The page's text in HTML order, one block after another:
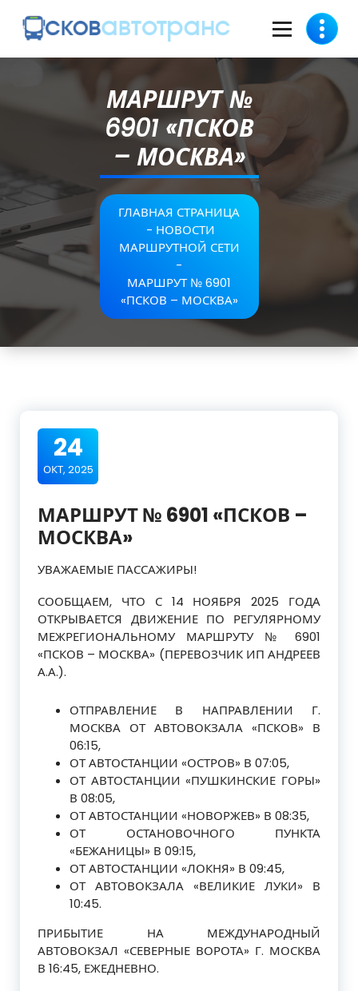
МАРШРУТ №
6901 «ПСКОВ
– МОСКВА»
ГЛАВНАЯ СТРАНИЦА
- НОВОСТИ
МАРШРУТНОЙ СЕТИ
-
МАРШРУТ № 6901
«ПСКОВ – МОСКВА»
24
ОКТ, 2025
МАРШРУТ № 6901 «ПСКОВ –
МОСКВА»
УВАЖАЕМЫЕ ПАССАЖИРЫ!
СООБЩАЕМ, ЧТО С 14 НОЯБРЯ 2025 ГОДА
ОТКРЫВАЕТСЯ ДВИЖЕНИЕ ПО РЕГУЛЯРНОМУ
МЕЖРЕГИОНАЛЬНОМУ МАРШРУТУ № 6901
«ПСКОВ – МОСКВА» (ПЕРЕВОЗЧИК ИП АНДРЕЕВ
А.А.).
ОТПРАВЛЕНИЕ В НАПРАВЛЕНИИ Г.
МОСКВА ОТ АВТОВОКЗАЛА «ПСКОВ» В
06:15,
ОТ АВТОСТАНЦИИ «ОСТРОВ» В 07:05,
ОТ АВТОСТАНЦИИ «ПУШКИНСКИЕ ГОРЫ»
В 08:05,
ОТ АВТОСТАНЦИИ «НОВОРЖЕВ» В 08:35,
ОТ ОСТАНОВОЧНОГО ПУНКТА
«БЕЖАНИЦЫ» В 09:15,
ОТ АВТОСТАНЦИИ «ЛОКНЯ» В 09:45,
ОТ АВТОВОКЗАЛА «ВЕЛИКИЕ ЛУКИ» В
10:45.
ПРИБЫТИЕ НА МЕЖДУНАРОДНЫЙ
АВТОВОКЗАЛ «СЕВЕРНЫЕ ВОРОТА» Г. МОСКВА
В 16:45, ЕЖЕДНЕВНО.